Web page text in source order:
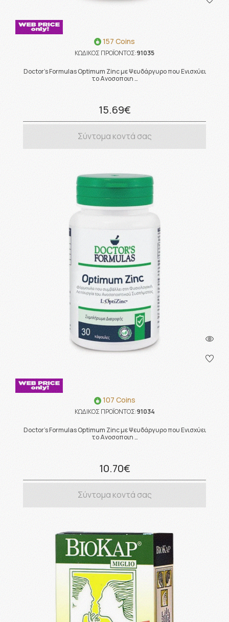
157 Coins
ΚΩΔΙΚΟΣ ΠΡΟΪΟΝΤΟΣ:91035
Doctor's Formulas Optimum Zinc με Ψευδάργυρο που Ενισχύει
το Ανοσοποιη …
15.69€
Σύντομα κοντά σας
107 Coins
ΚΩΔΙΚΟΣ ΠΡΟΪΟΝΤΟΣ:91034
Doctor's Formulas Optimum Zinc με Ψευδάργυρο που Ενισχύει
το Ανοσοποιη …
10.70€
Σύντομα κοντά σας